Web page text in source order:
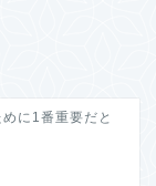
に1番重要だと